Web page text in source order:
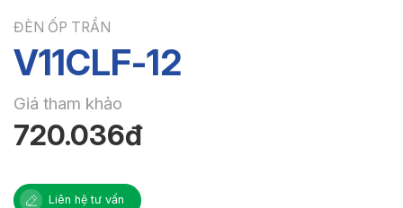
ĐÈN ỐP TRẦN
V11CLF-12
Giá tham khảo
720.036đ
Liên hệ tư vấn